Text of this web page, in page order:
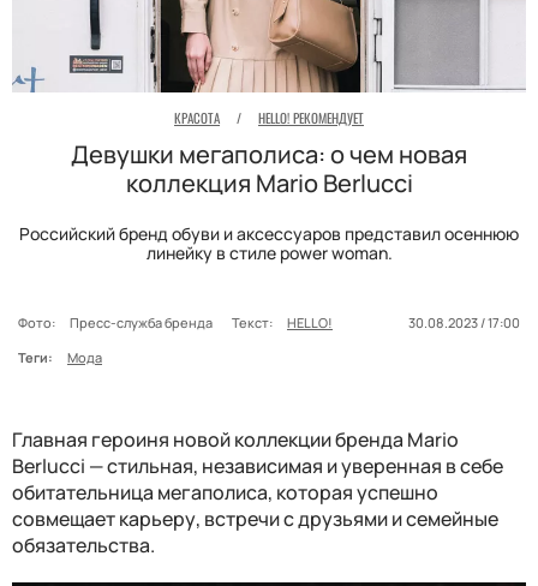
КРАСОТА / HELLO! РЕКОМЕНДУЕТ
Девушки мегаполиса: о чем новая
коллекция Mario Berlucci
Российский бренд обуви и аксессуаров представил осеннюю
линейку в стиле power woman.
Фото: Пресс-служба бренда Текст: HELLO!
30.08.2023 / 17:00
Теги:
Мода
Главная героиня новой коллекции бренда Mario
Berlucci — стильная, независимая и уверенная в себе
обитательница мегаполиса, которая успешно
совмещает карьеру, встречи с друзьями и семейные
обязательства.